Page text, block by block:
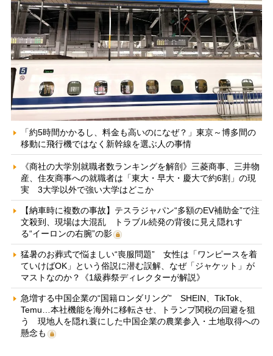
「約5時間かかるし、料金も高いのになぜ？」東京～博多間の
移動に飛行機ではなく新幹線を選ぶ人の事情
《商社の大学別就職者数ランキングを解剖》三菱商事、三井物
産、住友商事への就職者は「東大・早大・慶大で約6割」の現
実 3大学以外で強い大学はどこか
【納車時に複数の事故】テスラジャパン“多額のEV補助金”で注
文殺到、現場は大混乱 トラブル続発の背後に見え隠れす
る“イーロンの右腕”の影
猛暑のお葬式で悩ましい“喪服問題” 女性は「ワンピースを着
ていけばOK」という俗説に潜む誤解、なぜ「ジャケット」が
マストなのか？《1級葬祭ディレクターが解説》
急増する中国企業の“国籍ロンダリング” SHEIN、TikTok、
Temu…本社機能を海外に移転させ、トランプ関税の回避を狙
う 現地人を隠れ蓑にした中国企業の農業参入・土地取得への
懸念も